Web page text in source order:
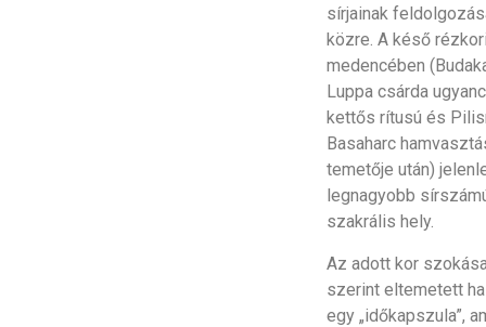
sírjainak
közre. A késő
medencében
Luppa csárda
kettős rítusú és
Basaharc
temetője után)
legnagyobb
szakrális hely.
Az adott kor
szerint eltemetett
egy „időkapszula”,